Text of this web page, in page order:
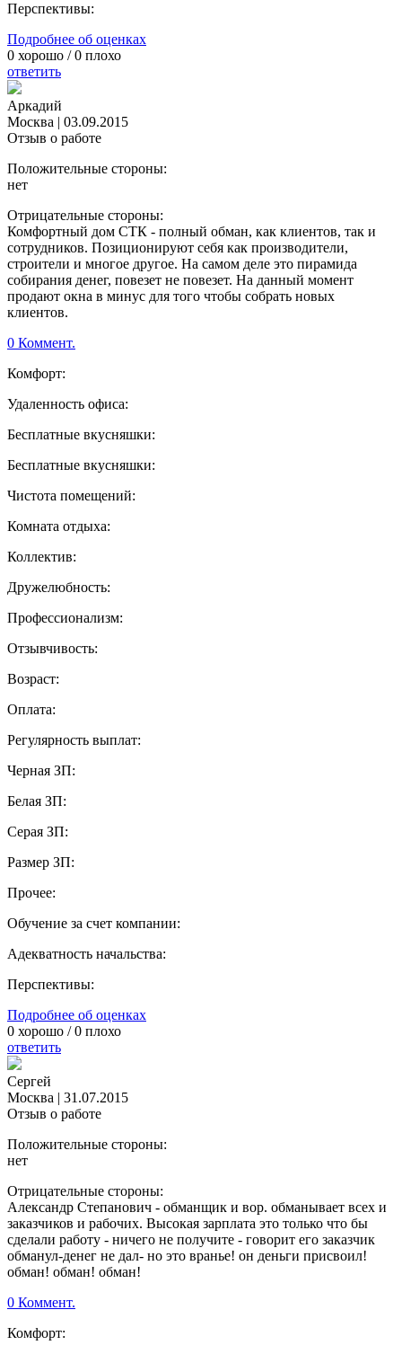
Перспективы:
Подробнее об оценках
0 хорошо /0 плохо
ответить
Аркадий
Москва | 03.09.2015
Отзыв о работе
Положительные стороны:
нет
Отрицательные стороны:
Комфортный дом СТК - полный обман, как клиентов, так и
сотрудников. Позиционируют себя как производители,
строители и многое другое. На самом деле это пирамида
собирания денег, повезет не повезет. На данный момент
продают окна в минус для того чтобы собрать новых
клиентов.
0 Коммент.
Комфорт:
Удаленность офиса:
Бесплатные вкусняшки:
Бесплатные вкусняшки:
Чистота помещений:
Комната отдыха:
Коллектив:
Дружелюбность:
Профессионализм:
Отзывчивость:
Возраст:
Оплата:
Регулярность выплат:
Черная ЗП:
Белая ЗП:
Серая ЗП:
Размер ЗП:
Прочее:
Обучение за счет компании:
Адекватность начальства:
Перспективы:
Подробнее об оценках
0 хорошо /0 плохо
ответить
Сергей
Москва | 31.07.2015
Отзыв о работе
Положительные стороны:
нет
Отрицательные стороны:
Александр Степанович - обманщик и вор. обманывает всех и
заказчиков и рабочих. Высокая зарплата это только что бы
сделали работу - ничего не получите - говорит его заказчик
обманул-денег не дал- но это вранье! он деньги присвоил!
обман! обман! обман!
0 Коммент.
Комфорт: